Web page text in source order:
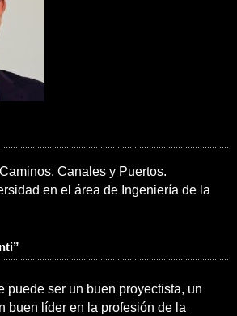
Canales y Puertos.
en el área de Ingeniería de la
puede ser un buen proyectista, un
buen líder en la profesión de la